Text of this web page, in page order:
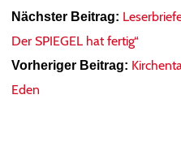
Nächster Beitrag:
Der SPIEGEL hat fertig“
Vorheriger Beitrag:
Eden